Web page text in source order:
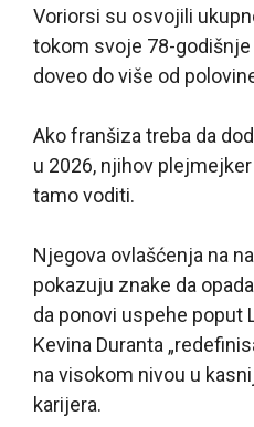
Voriorsi su osvojili
tokom svoje 78-godišnje
doveo do više od
Ako franšiza treba da
u 2026, njihov
tamo voditi.
Njegova ovlašćenja na
pokazuju znake da
da ponovi uspehe poput
Kevina Duranta
na visokom nivou u
karijera.